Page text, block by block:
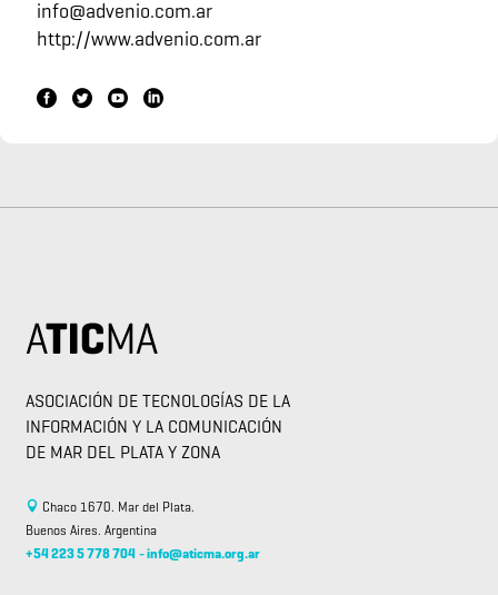
info@advenio.com.ar
http://www.advenio.com.ar
ASOCIACIÓN DE TECNOLOGÍAS DE LA
INFORMACIÓN Y LA COMUNICACIÓN
DE MAR DEL PLATA Y ZONA
Chaco 1670. Mar del Plata.
Buenos Aires. Argentina
+54 223 5 778 704 -info@aticma.org.ar